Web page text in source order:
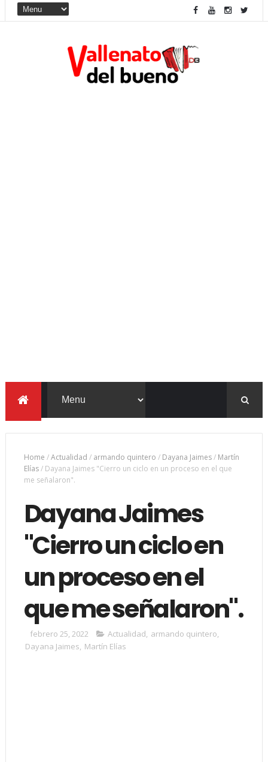
Home /Actualidad / armando quintero / Dayana Jaimes/ Martín
Elías/ Dayana Jaimes "Cierro un ciclo en un proceso en el que
me señalaron".
Dayana Jaimes
"Cierro un ciclo en
un proceso en el
que me señalaron".
febrero 25, 2022 Actualidad, armando quintero,
Dayana Jaimes, Martín Elías